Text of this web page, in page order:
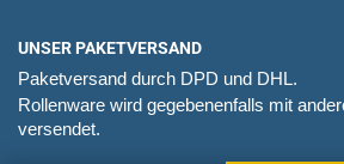
UNSER PAKETVERSAND
Paketversand durch DPD und DHL.
Rollenware wird gegebenenfalls mit
versendet.